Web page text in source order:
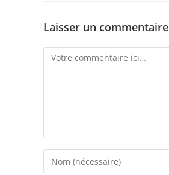
Laisser un commentaire